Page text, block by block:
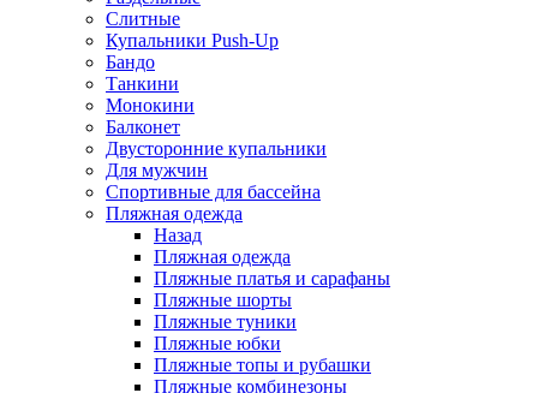
Слитные
Купальники Push-Up
Бандо
Танкини
Монокини
Балконет
Двусторонние купальники
Для мужчин
Спортивные для бассейна
Пляжная одежда
Назад
Пляжная одежда
Пляжные платья и сарафаны
Пляжные шорты
Пляжные туники
Пляжные юбки
Пляжные топы и рубашки
Пляжные комбинезоны